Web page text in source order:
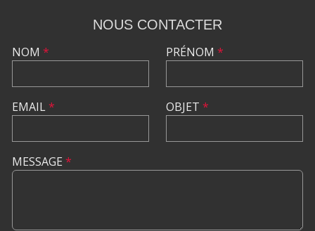
NOUS CONTACTER
NOM *
EMAIL*
PRÉNOM *
OBJET *
MESSAGE *